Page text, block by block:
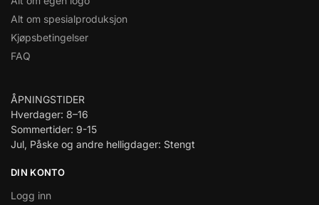
Alt om spesialproduksjon
Kjøpsbetingelser
FAQ
ÅPNINGSTIDER
Hverdager: 8–16
Sommertider: 9-15
Jul, Påske og andre helligdager: Stengt
DIN KONTO
Logg inn